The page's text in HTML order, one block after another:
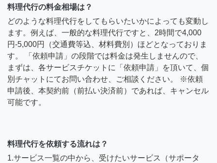
料理代行の料金相場は？
どのような料理代行をしてもらいたいかによっても変動し
ます。例えば、一般的な料理代行ですと、2時間で4,000
円-5,000円（交通費等込、材料費別）ほどとなっておりま
す。 「依頼申請」の段階では料金は発生しませんので、
まずは、各サービスチケットに「依頼申請」を頂いて、個
別チャットにてお問い合わせ、ご相談ください。 ※依頼
申請後、本契約前（前払い決済前）であれば、キャンセル
可能です。
料理代行を依頼する流れは？
1.サービス一覧の中から、受けたいサービス（サポータ